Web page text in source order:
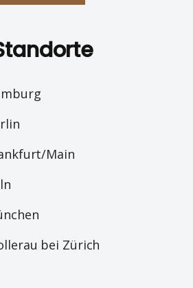
Main
bei Zürich